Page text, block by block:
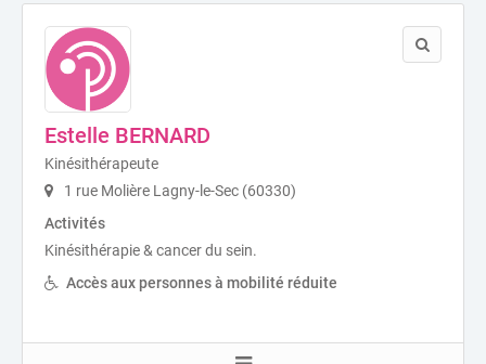
Estelle BERNARD
Kinésithérapeute
1 rue Molière Lagny-le-Sec (60330)
Activités
Kinésithérapie & cancer du sein.
Accès aux personnes à mobilité réduite